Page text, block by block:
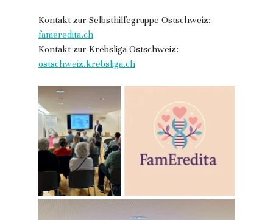
Kontakt zur Selbsthilfegruppe Ostschweiz:
fameredita.ch
Kontakt zur Krebsliga Ostschweiz:
ostschweiz.krebsliga.ch